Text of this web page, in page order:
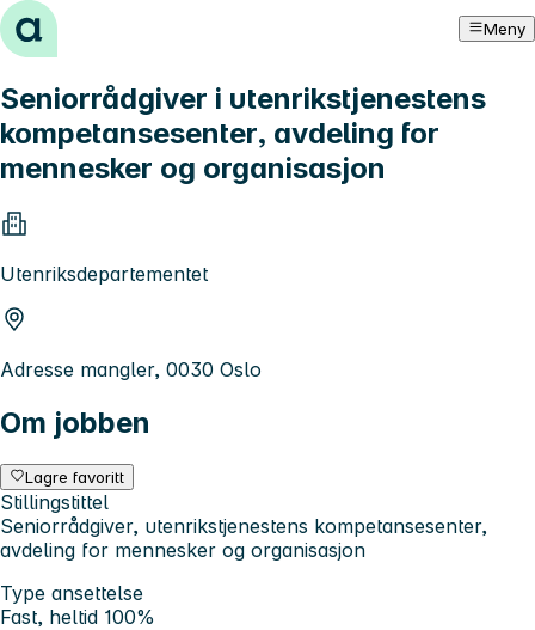
Hopp til innhold Meny
Seniorrådgiver i utenrikstjenestens
kompetansesenter, avdeling for
mennesker og organisasjon
Utenriksdepartementet
Adresse mangler, 0030 Oslo
Om jobben
Lagre favoritt
Stillingstittel
Seniorrådgiver, utenrikstjenestens kompetansesenter,
avdeling for mennesker og organisasjon
Type ansettelse
Fast, heltid 100%